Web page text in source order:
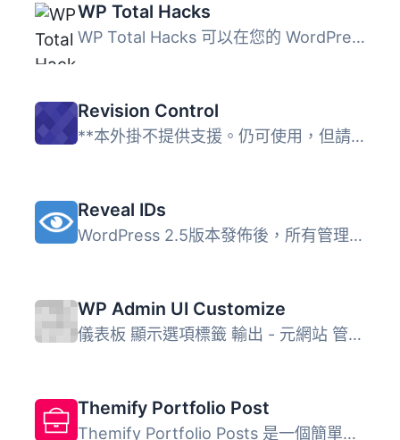
WP Total Hacks
WP Total Hacks 可以在您的 WordPress 網站上自訂超過 20 個...
Revision Control
**本外掛不提供支援。仍可使用，但請勿期待得到支援要求的回...
Reveal IDs
WordPress 2.5版本發佈後，所有管理頁面的ID都被刪除了。這應...
WP Admin UI Customize
儀表板 顯示選項標籤 輸出 - 元網站 管理工具列 (Toolbar) ...
Themify Portfolio Post
Themify Portfolio Posts 是一個簡單的外掛，允許您展示乾淨...